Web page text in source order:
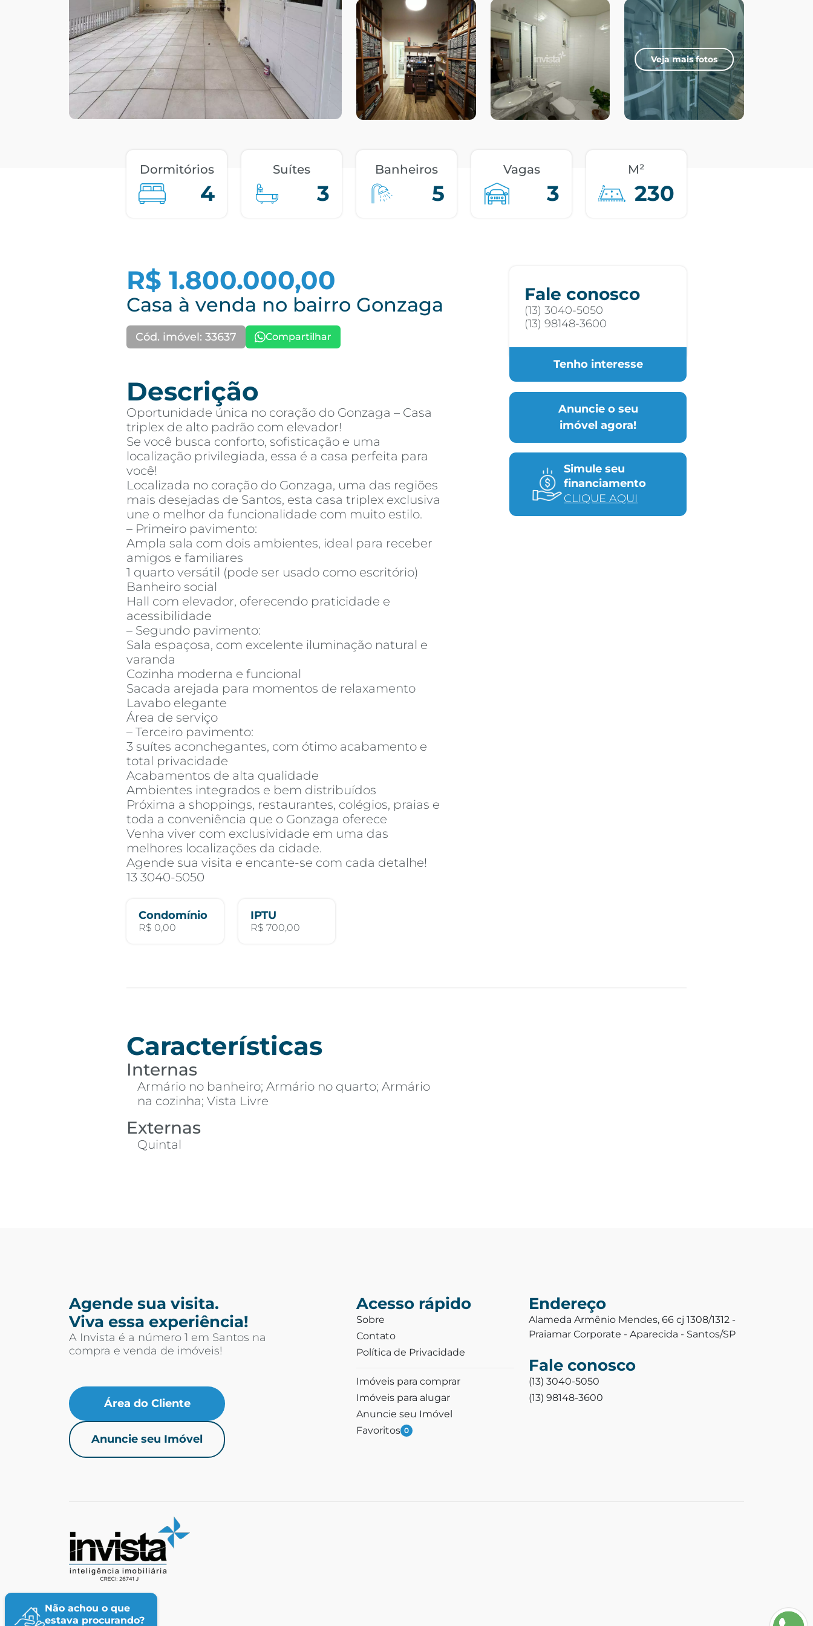
Veja mais fotos
Dormitórios
4
Suítes
3
Banheiros
5
Vagas
3
M²
230
R$ 1.800.000,00
Casa à venda no bairro Gonzaga
Cód. imóvel: 33637 Compartilhar
Descrição
Oportunidade única no coração do Gonzaga – Casa
triplex de alto padrão com elevador!
Se você busca conforto, sofisticação e uma
localização privilegiada, essa é a casa perfeita para
você!
Localizada no coração do Gonzaga, uma das regiões
mais desejadas de Santos, esta casa triplex exclusiva
une o melhor da funcionalidade com muito estilo.
– Primeiro pavimento:
Ampla sala com dois ambientes, ideal para receber
amigos e familiares
1 quarto versátil (pode ser usado como escritório)
Banheiro social
Hall com elevador, oferecendo praticidade e
acessibilidade
– Segundo pavimento:
Sala espaçosa, com excelente iluminação natural e
varanda
Cozinha moderna e funcional
Sacada arejada para momentos de relaxamento
Lavabo elegante
Área de serviço
– Terceiro pavimento:
3 suítes aconchegantes, com ótimo acabamento e
total privacidade
Acabamentos de alta qualidade
Ambientes integrados e bem distribuídos
Próxima a shoppings, restaurantes, colégios, praias e
toda a conveniência que o Gonzaga oferece
Venha viver com exclusividade em uma das
melhores localizações da cidade.
Agende sua visita e encante-se com cada detalhe!
13 3040-5050
Condomínio
R$ 0,00
IPTU
R$ 700,00
Fale conosco
(13) 3040-5050
(13) 98148-3600
Tenho interesse
Anuncie o seu
imóvel agora!
Simule seu
financiamento
CLIQUE AQUI
Características
Internas
Armário no banheiro; Armário no quarto; Armário
na cozinha; Vista Livre
Externas
Quintal
Agende sua visita.
Viva essa experiência!
A Invista é a número 1 em Santos na
compra e venda de imóveis!
Área do Cliente
Anuncie seu Imóvel
Acesso rápido
Sobre
Contato
Política de Privacidade
Imóveis para comprar
Imóveis para alugar
Anuncie seu Imóvel
Favoritos 0
Endereço
Alameda Armênio Mendes, 66 cj 1308/1312 -
Praiamar Corporate - Aparecida - Santos/SP
Fale conosco
(13) 3040-5050
(13) 98148-3600
Não achou o que
estava procurando?